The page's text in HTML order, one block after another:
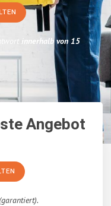
innerhalb von 15
Angebot